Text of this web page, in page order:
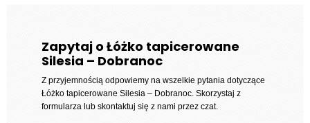
Zapytaj o Łóżko tapicerowane
Silesia – Dobranoc
Z przyjemnością odpowiemy na wszelkie pytania dotyczące
Łóżko tapicerowane Silesia – Dobranoc. Skorzystaj z
formularza lub skontaktuj się z nami przez czat.